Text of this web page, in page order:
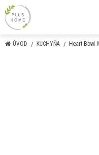
ÚVOD KUCHYŇA Heart Bowl